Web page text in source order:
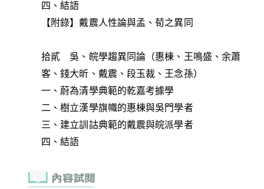
四、結語
【附錄】戴震人性論與孟、荀之異同
拾貳 吳、皖學趨異同論（惠棟、王鳴盛、余蕭
客、錢大昕、戴震、段玉裁、王念孫）
一、蔚為清學典範的乾嘉考據學
二、樹立漢學旗幟的惠棟與吳門學者
三、建立訓詁典範的戴震與皖派學者
四、結語